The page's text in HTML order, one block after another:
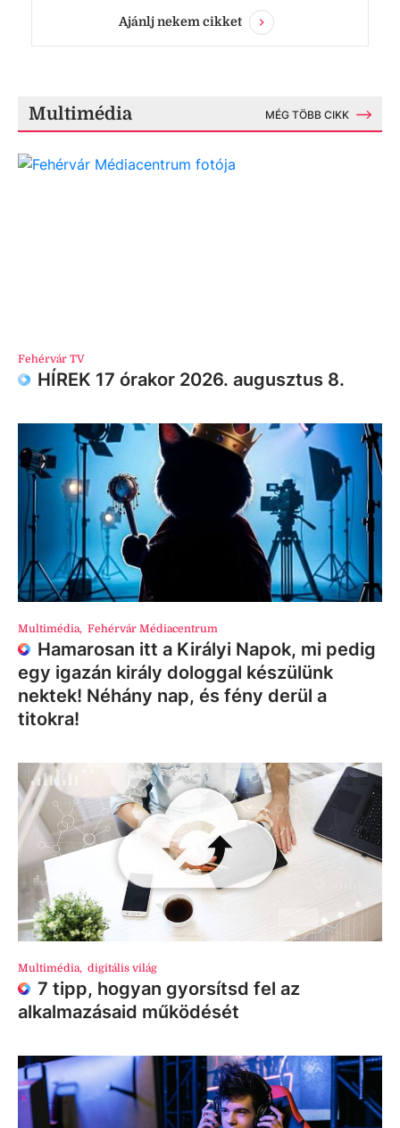
Ajánlj nekem cikket
Multimédia MÉG TÖBB CIKK
Fehérvár TV
HÍREK 17 órakor 2026. augusztus 8.
Multimédia, Fehérvár Médiacentrum
Hamarosan itt a Királyi Napok, mi pedig
egy igazán király dologgal készülünk
nektek! Néhány nap, és fény derül a
titokra!
Multimédia, digitális világ
7 tipp, hogyan gyorsítsd fel az
alkalmazásaid működését